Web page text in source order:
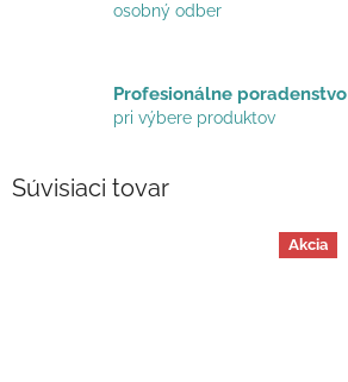
osobný odber
Profesionálne poradenstvo
pri výbere produktov
Súvisiaci tovar
Akcia